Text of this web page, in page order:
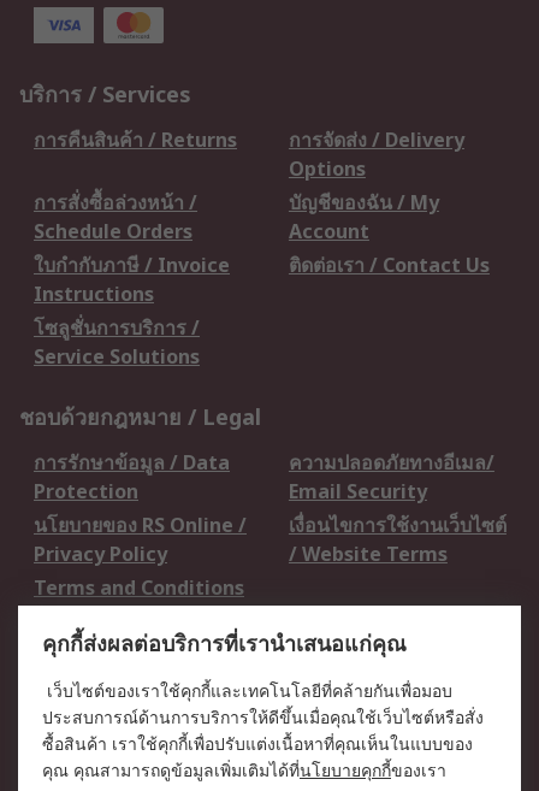
บริการ / Services
การคืนสินค้า / Returns
การจัดส่ง / Delivery
Options
การสั่งซื้อล่วงหน้า /
Schedule Orders
บัญชีของฉัน / My
Account
ใบกำกับภาษี / Invoice
Instructions
ติดต่อเรา / Contact Us
โซลูชั่นการบริการ /
Service Solutions
ชอบด้วยกฎหมาย / Legal
การรักษาข้อมูล / Data
Protection
ความปลอดภัยทางอีเมล/
Email Security
นโยบายของ RS Online /
Privacy Policy
เงื่อนไขการใช้งานเว็บไซต์
/ Website Terms
Terms and Conditions
เกี่ยวกับ RS / About RS
RS ทั่วโลก / RS
Worldwide
ข่าวประชาสัมพันธ์ / Press
Centre
บริษัทในเครือ RS /
วิธีการชำระเงิน /
คุกกี้ส่งผลต่อบริการที่เรานำเสนอแก่คุณ
เว็บไซต์ของเราใช้คุกกี้และเทคโนโลยีที่คล้ายกันเพื่อมอบ
ประสบการณ์ด้านการบริการให้ดีขึ้นเมื่อคุณใช้เว็บไซต์หรือสั่ง
ซื้อสินค้า เราใช้คุกกี้เพื่อปรับแต่งเนื้อหาที่คุณเห็นในแบบของ
คุณ คุณสามารถดูข้อมูลเพิ่มเติมได้ที่นโยบายคุกกี้ของเรา